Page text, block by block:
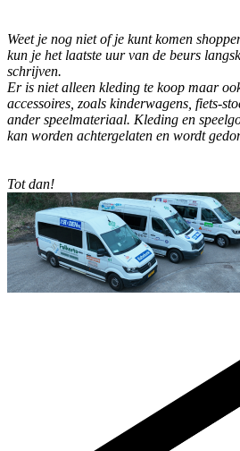
Weet je nog niet of je kunt komen
kun je het laatste uur van de beurs
schrijven.
Er is niet alleen kleding te koop maar
accessoires, zoals kinderwagens, fiets-
ander speelmateriaal. Kleding en
kan worden achtergelaten en wordt
Tot dan!